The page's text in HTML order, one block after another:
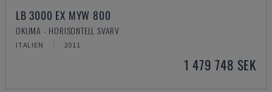
LB 3000 EX MYW 800
OKUMA - HORISONTELL SVARV
ITALIEN 2011
1 479 748 SEK